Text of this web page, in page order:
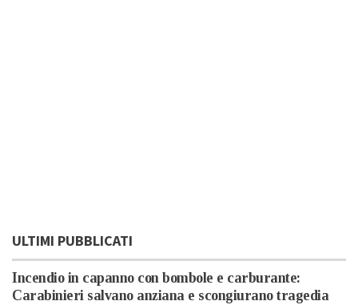
ULTIMI PUBBLICATI
Incendio in capanno con bombole e carburante:
Carabinieri salvano anziana e scongiurano tragedia